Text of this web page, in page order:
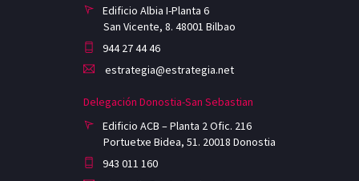
Edificio Albia I-Planta 6
San Vicente, 8. 48001 Bilbao
944 27 44 46
estrategia@estrategia.net
Delegación Donostia-San Sebastian
Edificio ACB – Planta 2 Ofic. 216
Portuetxe Bidea, 51. 20018 Donostia
943 011 160